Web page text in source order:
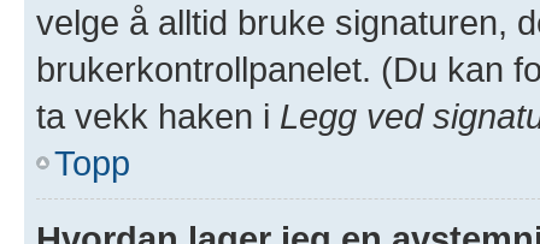
velge å alltid bruke signaturen,
brukerkontrollpanelet. (Du kan
ta vekk haken i Legg ved
Topp